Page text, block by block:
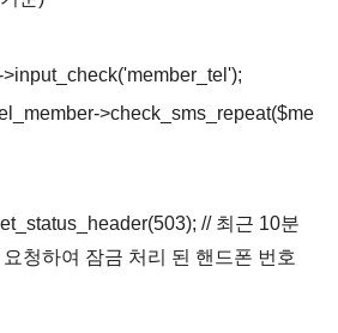
>check_sms_repeat($me
// 최근 10분
청하여 잠금 처리 된 핸드폰 번호